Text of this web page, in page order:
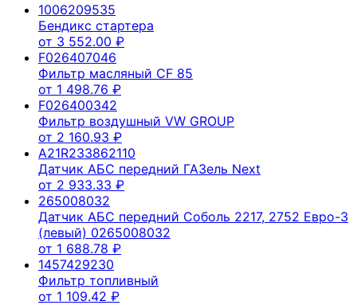
1006209535
Бендикс стартера
от 3 552.00 ₽
F026407046
Фильтр масляный CF 85
от 1 498.76 ₽
F026400342
Фильтр воздушный VW GROUP
от 2 160.93 ₽
A21R233862110
Датчик АБС передний ГАЗель Next
от 2 933.33 ₽
265008032
Датчик АБС передний Соболь 2217, 2752 Евро-3
(левый) 0265008032
от 1 688.78 ₽
1457429230
Фильтр топливный
от 1 109.42 ₽